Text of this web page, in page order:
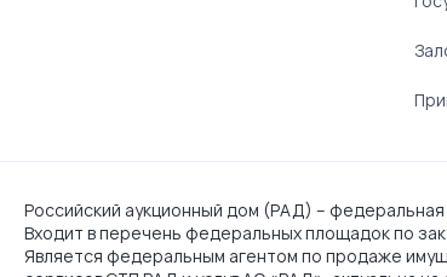
Российский аукционный дом (РАД) – федеральная
Входит в перечень федеральных площадок по
Является федеральным агентом по продаже